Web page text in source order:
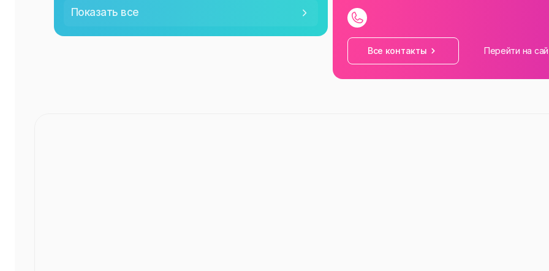
ЧТ 00:00—23:59
Показать все
Все контакты Перейти на